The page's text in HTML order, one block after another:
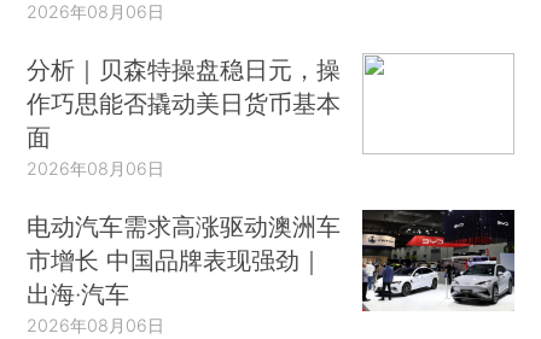
2026年08月06日
分析｜贝森特操盘稳日元，操
作巧思能否撬动美日货币基本
面
2026年08月06日
电动汽车需求高涨驱动澳洲车
市增长 中国品牌表现强劲｜
出海·汽车
2026年08月06日